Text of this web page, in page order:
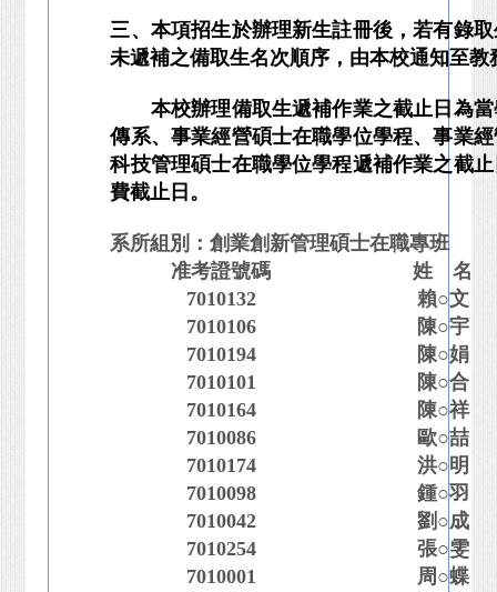
三、本項招生於辦理新生註冊後，若有錄
未遞補之備取生名次順序，由本校通知至
本校辦理備取生遞補作業之截止日為當
傳系、事業經營碩士在職學位學程、事業
科技管理碩士在職學位學程遞補作業之截
費截止日。
系所組別：創業創新管理碩士在職專班
准考證號碼
姓 名
7010132
賴○文
7010106
陳○宇
7010194
陳○娟
7010101
陳○合
7010164
陳○祥
7010086
歐○喆
7010174
洪○明
7010098
鍾○羽
7010042
劉○成
7010254
張○雯
7010001
周○蝶